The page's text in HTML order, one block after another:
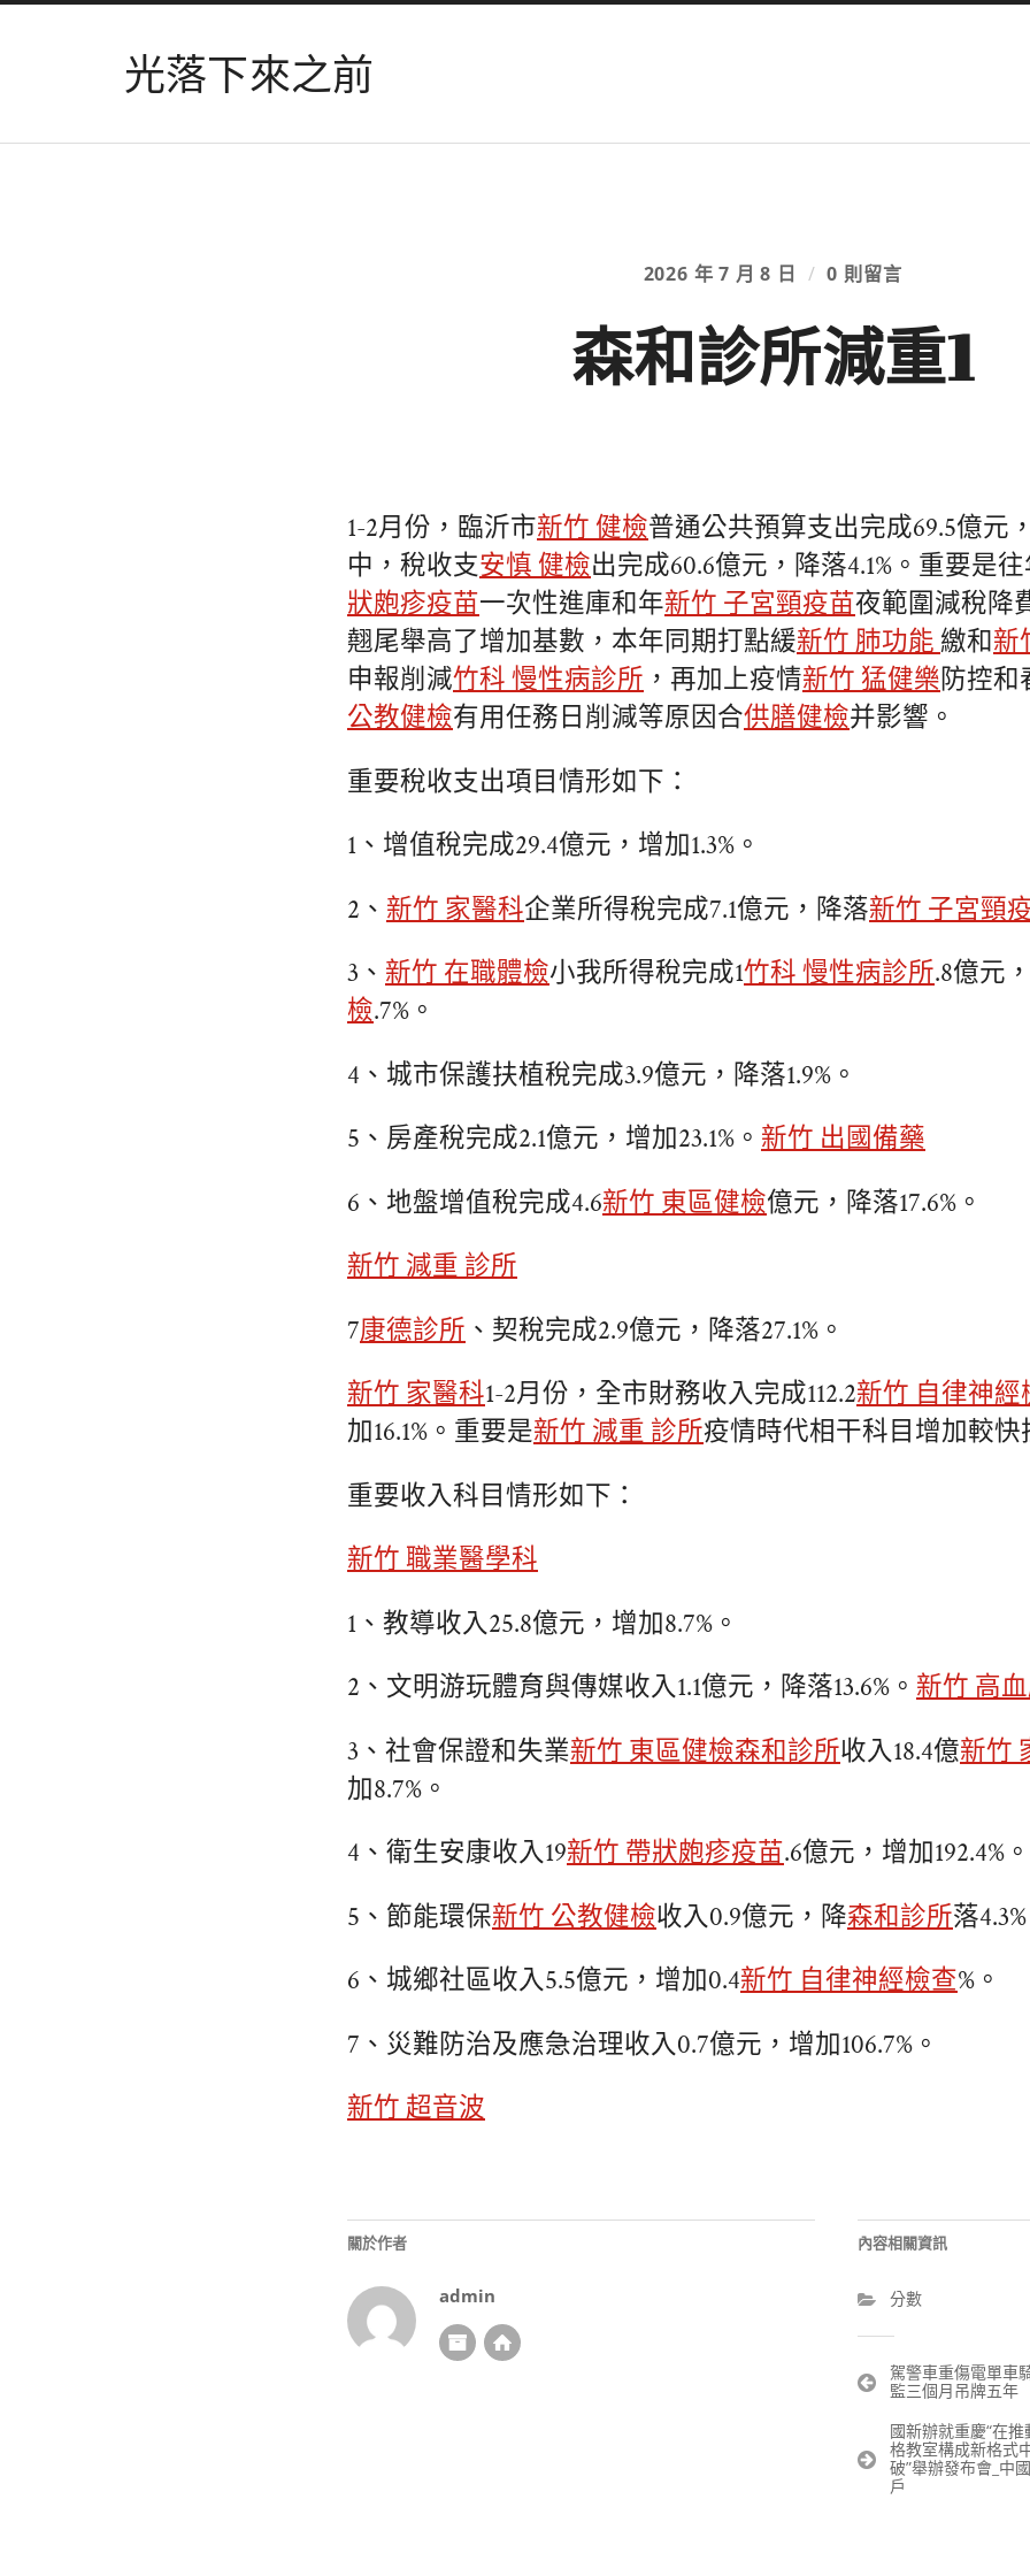
光落下來之前
2026 年 7 月 8 日 / 0 則留言
森和診所減重1
1-2月份，臨沂市新竹 健檢普通公共預算支出完成69.5億元
中，稅收支安慎 健檢出完成60.6億元，降落4.1%。重要是
狀皰疹疫苗一次性進庫和年新竹 子宮頸疫苗夜範圍減稅降
翹尾舉高了增加基數，本年同期打點緩新竹 肺功能 繳和新
申報削減竹科 慢性病診所 ，再加上疫情新竹 猛健樂防控和
公教健檢有用任務日削減等原因合供膳健檢并影響。
重要稅收支出項目情形如下：
1、增值稅完成29.4億元，增加1.3%。
2、 新竹 家醫科企業所得稅完成7.1億元，降落新竹 子宮頸
3、 新竹 在職體檢小我所得稅完成1竹科 慢性病診所.8億元
檢.7%。
4、城市保護扶植稅完成3.9億元，降落1.9%。
5、房產稅完成2.1億元，增加23.1%。 新竹 出國備藥
6、地盤增值稅完成4.6新竹 東區健檢億元，降落17.6%。
新竹 減重 診所
7康德診所 、契稅完成2.9億元，降落27.1%。
新竹 家醫科1-2月份，全市財務收入完成112.2新竹 自律神經
加16.1%。重要是新竹 減重 診所疫情時代相干科目增加較快
重要收入科目情形如下：
新竹 職業醫學科
1、教導收入25.8億元，增加8.7%。
2、文明游玩體育與傳媒收入1.1億元，降落13.6%。 新竹 高
3、社會保證和失業新竹 東區健檢森和診所收入18.4億新竹
加8.7%。
4、衛生安康收入19新竹 帶狀皰疹疫苗.6億元，增加192.4%。
5、節能環保新竹 公教健檢收入0.9億元，降森和診所落
6、城鄉社區收入5.5億元，增加0.4新竹 自律神經檢查%。
7、災難防治及應急治理收入0.7億元，增加106.7%。
新竹 超音波
關於作者
admin
內容相關資訊
分數
文
章
覽
駕警車重傷電單車
監三個月吊牌五年
國新辦就重慶“在
格教室構成新格式
破”舉辦發布會_中
戶